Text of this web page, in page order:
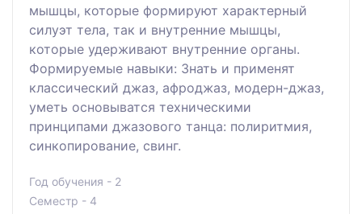
мышцы, которые формируют характерный
силуэт тела, так и внутренние мышцы,
которые удерживают внутренние органы.
Формируемые навыки: Знать и применят
классический джаз, афроджаз, модерн-джаз,
уметь основыватся техническими
принципами джазового танца: полиритмия,
синкопирование, свинг.
Год обучения - 2
Семестр - 4